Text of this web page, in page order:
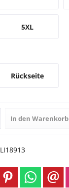
5XL
Rückseite
In den Warenkorb
LI18913